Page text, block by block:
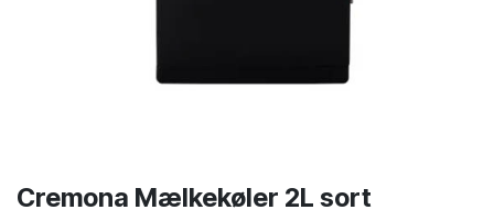
Cremona Mælkekøler 2L sort